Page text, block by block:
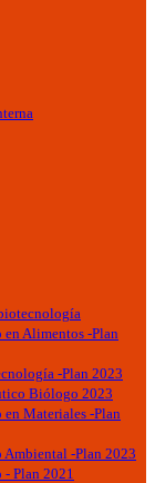
Alimentos -Plan
-Plan 2023
Biólogo 2023
Materiales -Plan
-Plan 2023
Plan 2021